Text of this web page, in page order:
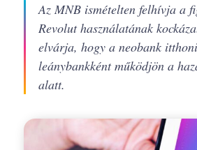
Az MNB ismételten felhívja a
Revolut használatának
elvárja, hogy a neobank itthoni
leánybankként működjön a
alatt.